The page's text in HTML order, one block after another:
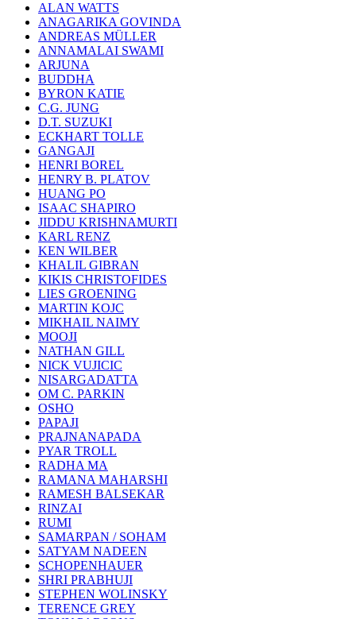
ALAN WATTS
ANAGARIKA GOVINDA
ANDREAS MÜLLER
ANNAMALAI SWAMI
ARJUNA
BUDDHA
BYRON KATIE
C.G. JUNG
D.T. SUZUKI
ECKHART TOLLE
GANGAJI
HENRI BOREL
HENRY B. PLATOV
HUANG PO
ISAAC SHAPIRO
JIDDU KRISHNAMURTI
KARL RENZ
KEN WILBER
KHALIL GIBRAN
KIKIS CHRISTOFIDES
LIES GROENING
MARTIN KOJC
MIKHAIL NAIMY
MOOJI
NATHAN GILL
NICK VUJICIC
NISARGADATTA
OM C. PARKIN
OSHO
PAPAJI
PRAJNANAPADA
PYAR TROLL
RADHA MA
RAMANA MAHARSHI
RAMESH BALSEKAR
RINZAI
RUMI
SAMARPAN / SOHAM
SATYAM NADEEN
SCHOPENHAUER
SHRI PRABHUJI
STEPHEN WOLINSKY
TERENCE GREY